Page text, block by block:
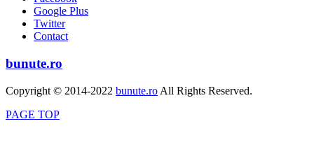
Google Plus
Twitter
Contact
bunute.ro
Copyright © 2014-2022 bunute.ro All Rights Reserved.
PAGE TOP